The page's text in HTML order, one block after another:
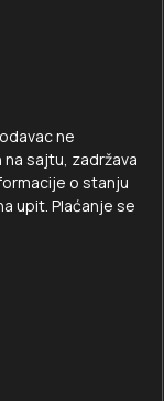
ne
sajtu, zadržava
o stanju
upit. Plaćanje se